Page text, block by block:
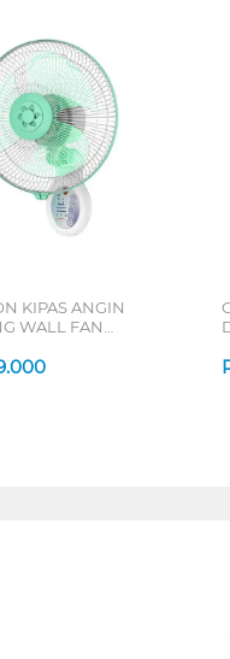
KIPAS ANGIN
WALL FAN